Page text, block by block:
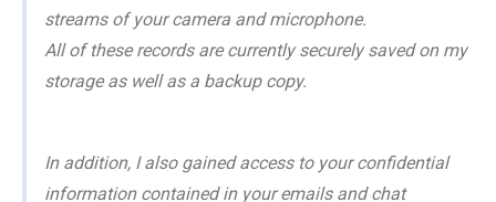
streams of your camera and microphone.
All of these records are currently securely saved on my
storage as well as a backup copy.
In addition, I also gained access to your confidential
information contained in your emails and chat